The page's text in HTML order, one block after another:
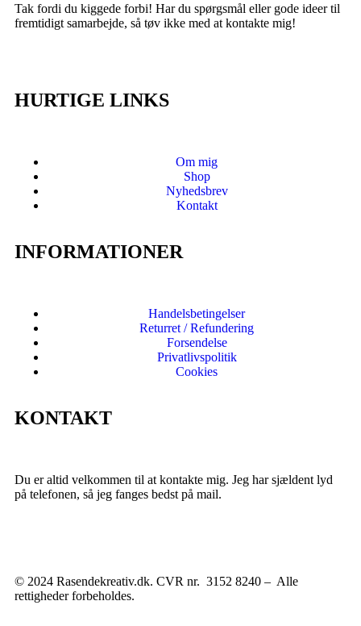
Tak fordi du kiggede forbi! Har du spørgsmål eller gode ideer til
fremtidigt samarbejde, så tøv ikke med at kontakte mig!
HURTIGE LINKS
Om mig
Shop
Nyhedsbrev
Kontakt
INFORMATIONER
Handelsbetingelser
Returret / Refundering
Forsendelse
Privatlivspolitik
Cookies
KONTAKT
Du er altid velkommen til at kontakte mig. Jeg har sjældent lyd
på telefonen, så jeg fanges bedst på mail.
© 2024 Rasendekreativ.dk. CVR nr. 3152 8240 – Alle
rettigheder forbeholdes.